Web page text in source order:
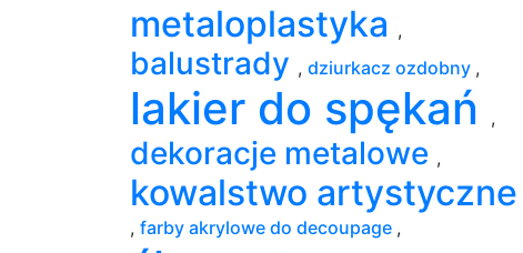
metaloplastyka ,
balustrady , dziurkacz ozdobny ,
lakier do spękań ,
dekoracje metalowe ,
kowalstwo artystyczne
, farby akrylowe do decoupage ,